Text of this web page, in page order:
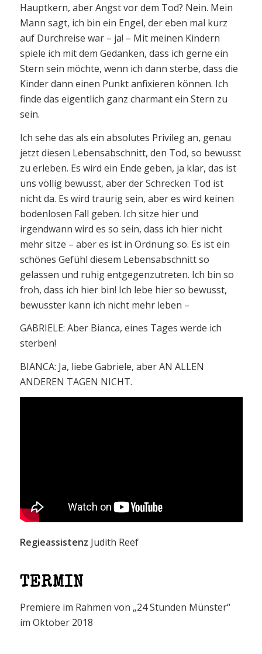
Hauptkern, aber Angst vor dem Tod? Nein. Mein
Mann sagt, ich bin ein Engel, der eben mal kurz
auf Durchreise war – ja! – Mit meinen Kindern
spiele ich mit dem Gedanken, dass ich gerne ein
Stern sein möchte, wenn ich dann sterbe, dass die
Kinder dann einen Punkt anfixieren können. Ich
finde das eigentlich ganz charmant ein Stern zu
sein.
Ich sehe das als ein absolutes Privileg an, genau
jetzt diesen Lebensabschnitt, den Tod, so bewusst
zu erleben. Es wird ein Ende geben, ja klar, das ist
uns völlig bewusst, aber der Schrecken Tod ist
nicht da. Es wird traurig sein, aber es wird keinen
bodenlosen Fall geben. Ich sitze hier und
irgendwann wird es so sein, dass ich hier nicht
mehr sitze – aber es ist in Ordnung so. Es ist ein
schönes Gefühl diesem Lebensabschnitt so
gelassen und ruhig entgegenzutreten. Ich bin so
froh, dass ich hier bin! Ich lebe hier so bewusst,
bewusster kann ich nicht mehr leben –
GABRIELE: Aber Bianca, eines Tages werde ich
sterben!
BIANCA: Ja, liebe Gabriele, aber AN ALLEN
ANDEREN TAGEN NICHT.
Regieassistenz Judith Reef
TERMIN
Premiere im Rahmen von „24 Stunden Münster“
im Oktober 2018